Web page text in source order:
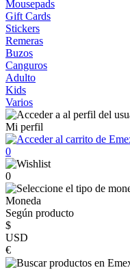
Mousepads
Gift Cards
Stickers
Remeras
Buzos
Canguros
Adulto
Kids
Varios
Mi perfil
0
0
Moneda
Según producto
$
USD
€